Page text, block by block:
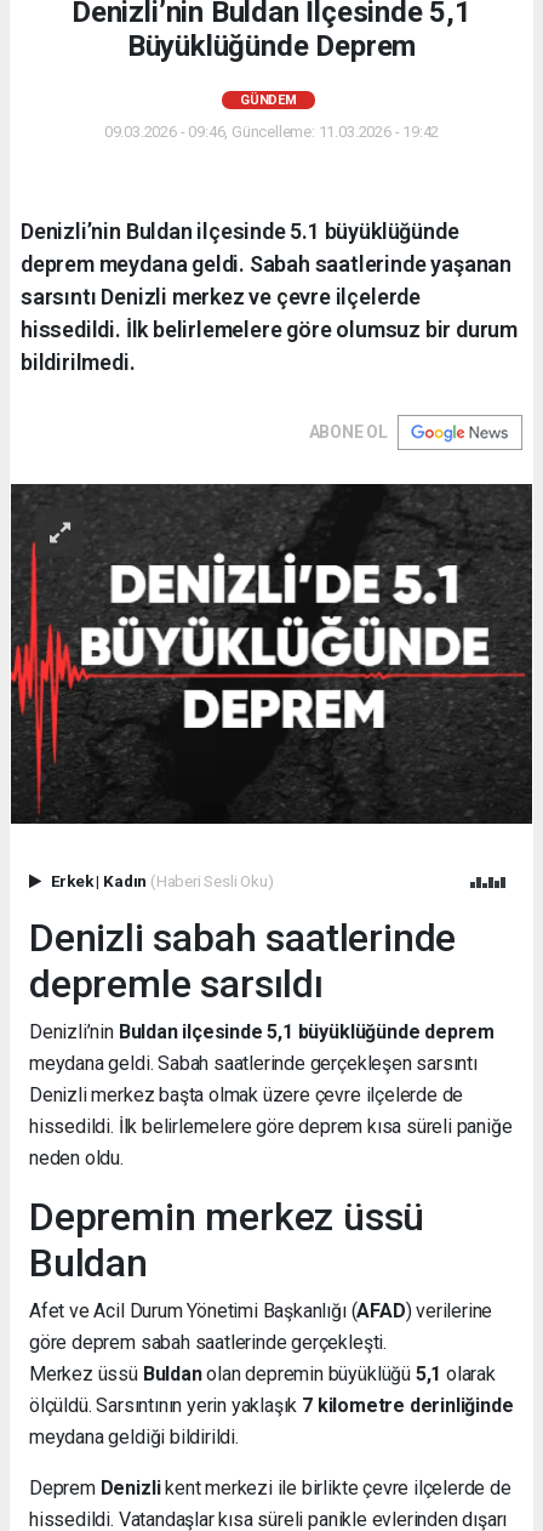
Denizli’nin Buldan İlçesinde 5,1
Büyüklüğünde Deprem
GÜNDEM
09.03.2026 - 09:46, Güncelleme: 11.03.2026 - 19:42
Denizli’nin Buldan ilçesinde 5.1 büyüklüğünde
deprem meydana geldi. Sabah saatlerinde yaşanan
sarsıntı Denizli merkez ve çevre ilçelerde
hissedildi. İlk belirlemelere göre olumsuz bir durum
bildirilmedi.
ABONE OL
Erkek| Kadın (Haberi Sesli Oku)
Denizli sabah saatlerinde
depremle sarsıldı
Denizli’nin Buldan ilçesinde 5,1 büyüklüğünde deprem
meydana geldi. Sabah saatlerinde gerçekleşen sarsıntı
Denizli merkez başta olmak üzere çevre ilçelerde de
hissedildi. İlk belirlemelere göre deprem kısa süreli paniğe
neden oldu.
Depremin merkez üssü
Buldan
Afet ve Acil Durum Yönetimi Başkanlığı (AFAD) verilerine
göre deprem sabah saatlerinde gerçekleşti.
Merkez üssü Buldanolan depremin büyüklüğü 5,1 olarak
ölçüldü. Sarsıntının yerin yaklaşık 7 kilometre derinliğinde
meydana geldiği bildirildi.
Deprem Denizlikent merkezi ile birlikte çevre ilçelerde de
hissedildi. Vatandaşlar kısa süreli panikle evlerinden dışarı